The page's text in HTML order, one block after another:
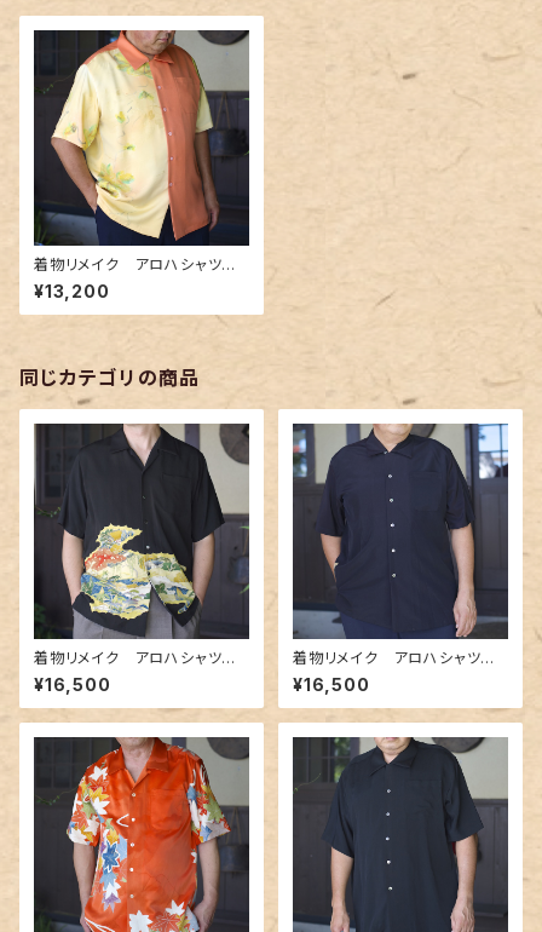
着物リメイク アロハシャツ A
loha-shirts.002
¥13,200
同じカテゴリの商品
着物リメイク アロハシャツ A
loha-shirts.6
¥16,500
着物リメイク アロハシャツ A
loha-shirts.9
¥16,500